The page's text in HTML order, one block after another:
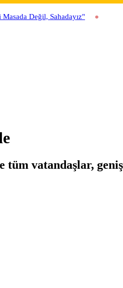
Değil, Sahadayız"
tüm vatandaşlar,